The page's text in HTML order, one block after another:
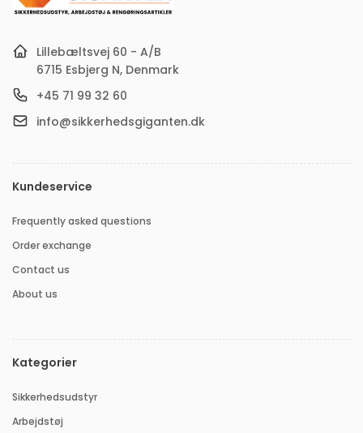
Lillebæltsvej 60 - A/B
6715 Esbjerg N, Denmark
+45 71 99 32 60
info@sikkerhedsgiganten.dk
Kundeservice
Frequently asked questions
Order exchange
Contact us
About us
Kategorier
Sikkerhedsudstyr
Arbejdstøj